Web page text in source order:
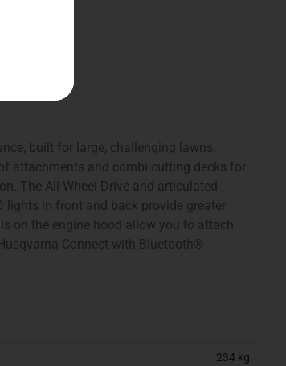
built for large, challenging lawns.
attachments and combi cutting decks for
The All-Wheel-Drive and articulated
lights in front and back provide greater
on the engine hood allow you to attach
Connect with Bluetooth®
234 kg